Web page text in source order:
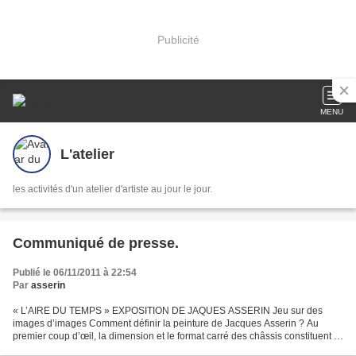
Publicité
MENU
L'atelier
les activités d'un atelier d'artiste au jour le jour.
Communiqué de presse.
Publié le 06/11/2011 à 22:54
Par asserin
« L’AIRE DU TEMPS » EXPOSITION DE JAQUES ASSERIN Jeu sur des
images d’images Comment définir la peinture de Jacques Asserin ? Au
premier coup d’œil, la dimension et le format carré des châssis constituent le